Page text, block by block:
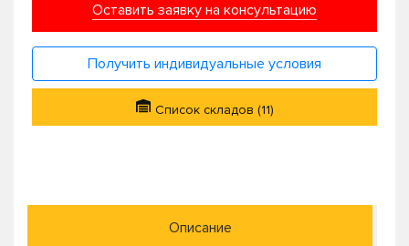
Оставить заявку на консультацию
Получить индивидуальные условия
Список складов (11)
Описание